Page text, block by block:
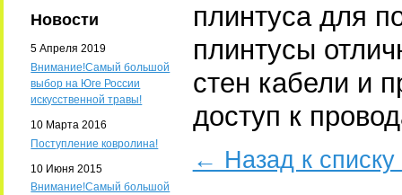
Новости
5 Апреля 2019
Внимание!Самый большой
выбор на Юге России
искусственной травы!
10 Марта 2016
Поступление ковролина!
10 Июня 2015
Внимание!Самый большой
плинтуса для
плинтусы
стен кабели и
доступ к
← Назад к списку